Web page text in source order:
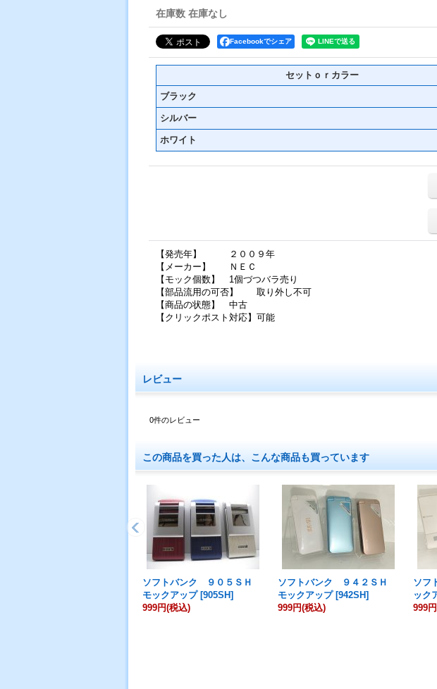
在庫数 在庫なし
Facebookでシェア
セットｏｒカラー
ブラック
シルバー
ホワイト
【発売年】 ２００９年
【メーカー】 ＮＥＣ
【モック個数】 1個づつバラ売り
【部品流用の可否】 取り外し不可
【商品の状態】 中古
【クリックポスト対応】可能
レビュー
0件のレビュー
この商品を買った人は、こんな商品も買っています
ソフトバンク ９０５ＳＨ
モックアップ [905SH]
999円(税込)
ソフトバンク ９４２ＳＨ
モックアップ [942SH]
999円(税込)
ソフ
ック
999円